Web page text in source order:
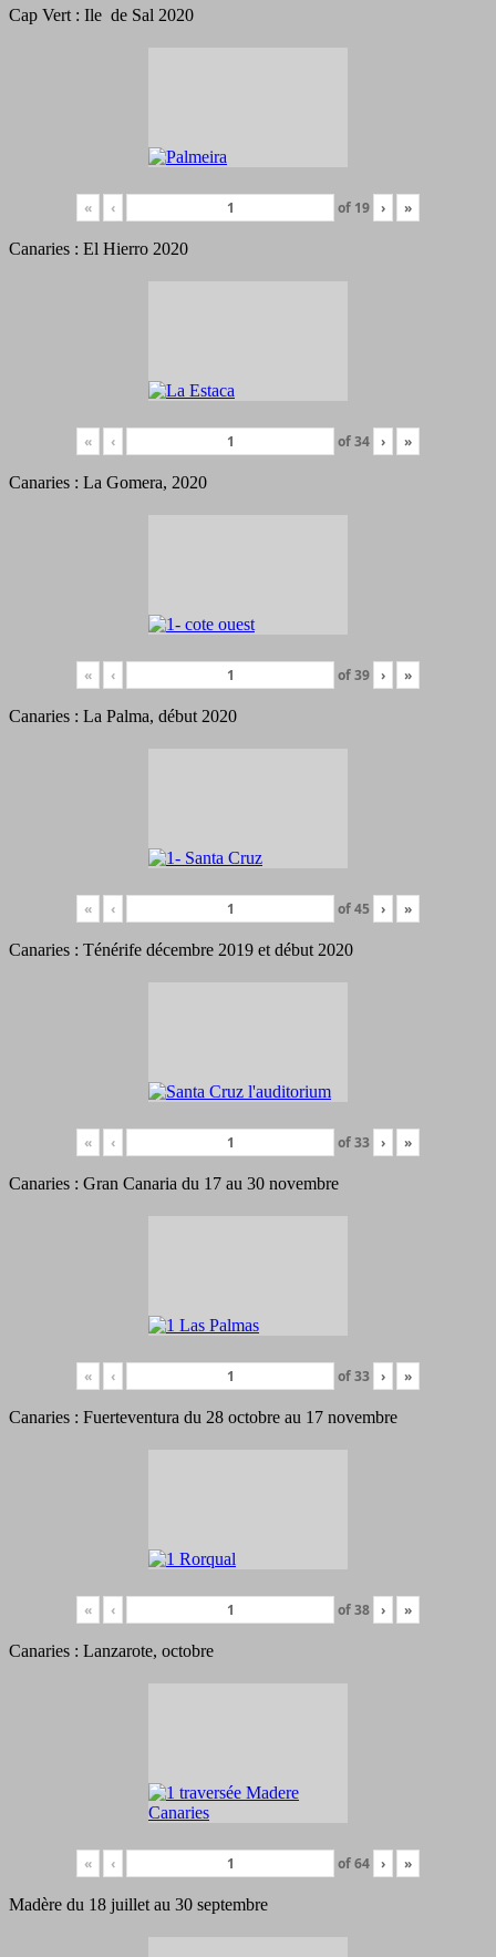
Cap Vert : Ile de Sal 2020
« ‹ of 19 › »
Canaries : El Hierro 2020
« ‹ of34 › »
Canaries : La Gomera, 2020
« ‹ of39 › »
Canaries : La Palma, début 2020
« ‹ of45 › »
Canaries : Ténérife décembre 2019 et début 2020
« ‹ of33 › »
Canaries : Gran Canaria du 17 au 30 novembre
« ‹ of33 › »
Canaries : Fuerteventura du 28 octobre au 17 novembre
« ‹ of38 › »
Canaries : Lanzarote, octobre
« ‹ of64 › »
Madère du 18 juillet au 30 septembre